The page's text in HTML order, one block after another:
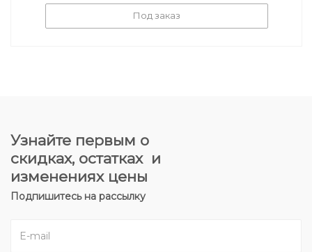
Под заказ
Узнайте первым о
скидках, остатках и
изменениях цены
Подпишитесь на рассылку